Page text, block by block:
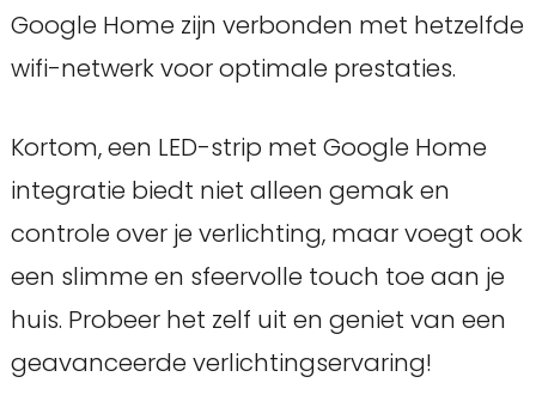
Google Home zijn verbonden met hetzelfde
wifi-netwerk voor optimale prestaties.
Kortom, een LED-strip met Google Home
integratie biedt niet alleen gemak en
controle over je verlichting, maar voegt ook
een slimme en sfeervolle touch toe aan je
huis. Probeer het zelf uit en geniet van een
geavanceerde verlichtingservaring!